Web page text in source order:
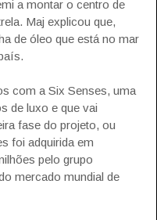
a montar o centro de
Maj explicou que,
de óleo que está no mar
com a Six Senses, uma
de luxo e que vai
fase do projeto, ou
foi adquirida em
pelo grupo
mercado mundial de